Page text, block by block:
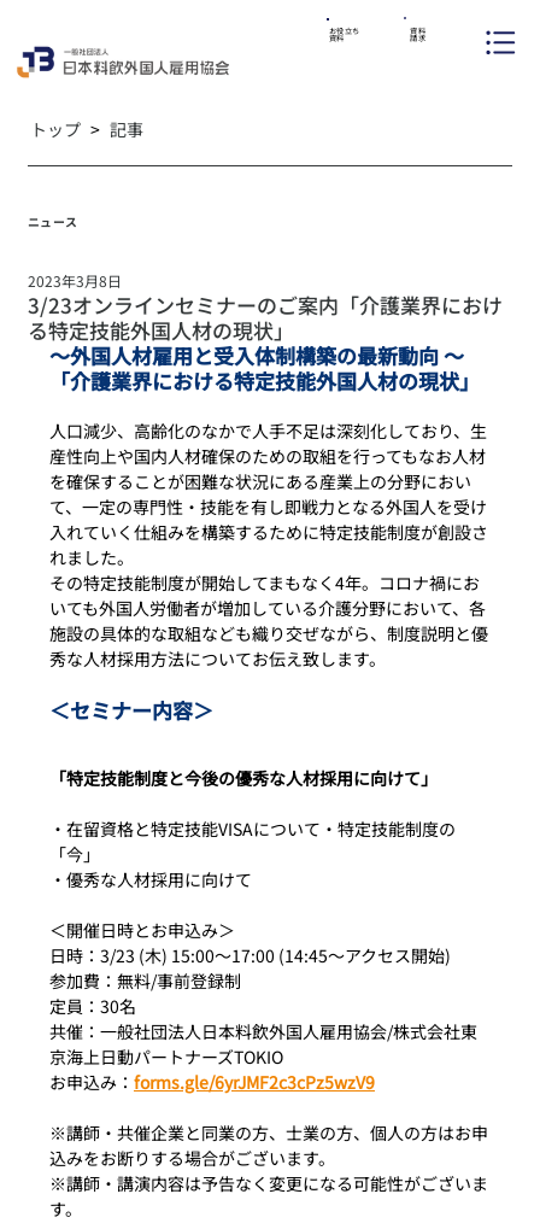
お役立ち
資料
資料
請求
ニュース
3/23オンラインセミナーのご案内「介護業界におけ
る特定技能外国人材の現状」
2023年3月8日
～外国人材雇用と受入体制構築の最新動向 ～
「介護業界における特定技能外国人材の現状」
人口減少、高齢化のなかで人手不足は深刻化しており、生
産性向上や国内人材確保のための取組を行ってもなお人材
を確保することが困難な状況にある産業上の分野におい
て、一定の専門性・技能を有し即戦力となる外国人を受け
入れていく仕組みを構築するために特定技能制度が創設さ
れました。
その特定技能制度が開始してまもなく4年。コロナ禍にお
いても外国人労働者が増加している介護分野において、各
施設の具体的な取組なども織り交ぜながら、制度説明と優
秀な人材採用方法についてお伝え致します。
＜セミナー内容＞
「特定技能制度と今後の優秀な人材採用に向けて」
・在留資格と特定技能VISAについて・特定技能制度の
「今」
・優秀な人材採用に向けて
＜開催日時とお申込み＞
日時：3/23 (木) 15:00～17:00 (14:45～アクセス開始)
参加費：無料/事前登録制
定員：30名
共催：一般社団法人日本料飲外国人雇用協会/株式会社東
京海上日動パートナーズTOKIO
お申込み： forms.gle/6yrJMF2c3cPz5wzV9
※講師・共催企業と同業の方、士業の方、個人の方はお申
込みをお断りする場合がございます。
※講師・講演内容は予告なく変更になる可能性がございま
す。
トップ > 記事